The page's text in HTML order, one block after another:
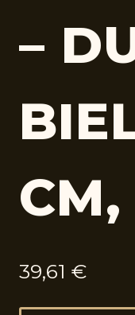
–
CM,
39,61 €